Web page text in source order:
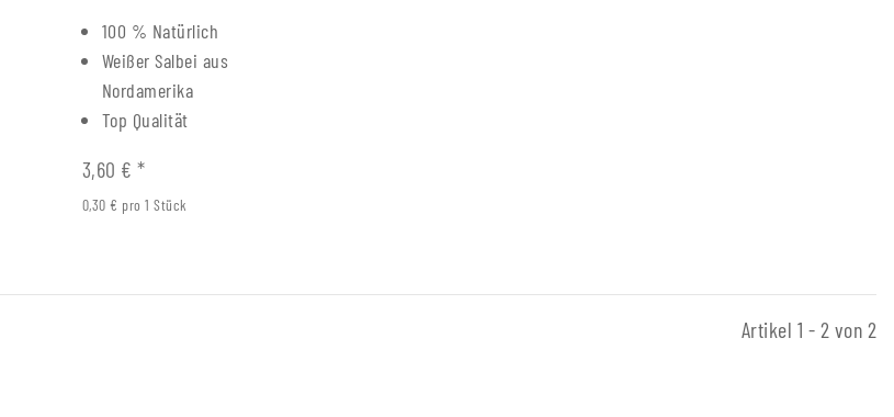
100 % Natürlich
Weißer Salbei aus
Nordamerika
Top Qualität
3,60 €*
0,30 € pro 1 Stück
Artikel 1 - 2 von 2